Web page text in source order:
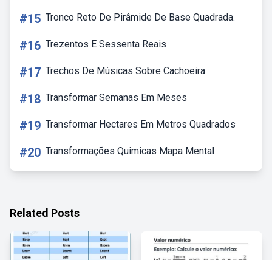
#15 Tronco Reto De Pirâmide De Base Quadrada.
#16 Trezentos E Sessenta Reais
#17 Trechos De Músicas Sobre Cachoeira
#18 Transformar Semanas Em Meses
#19 Transformar Hectares Em Metros Quadrados
#20 Transformações Quimicas Mapa Mental
Related Posts